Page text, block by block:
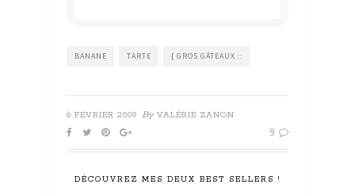
BANANE TARTE { GROS GÂTEAUX ::
6 FÉVRIER 2009 By VALÉRIE ZANON
9
DÉCOUVREZ MES DEUX BEST SELLERS !